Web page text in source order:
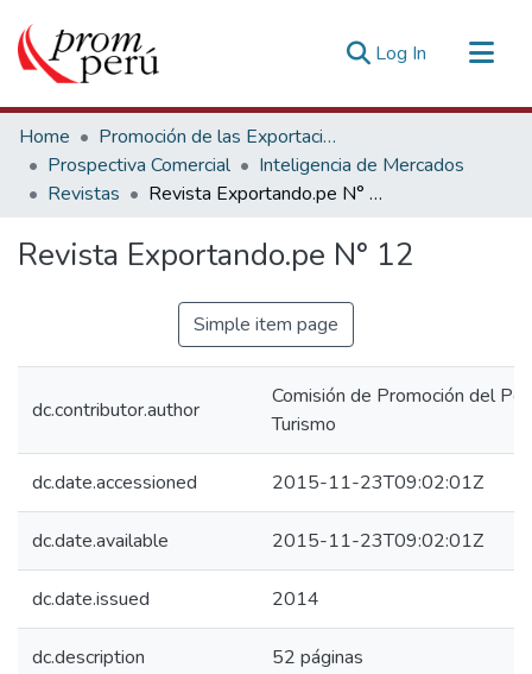
Log In (current)
Communities & Collections
All of DSpace
Statistics
Home
Promoción de las Exportaciones
Prospectiva Comercial
Inteligencia de Mercados
Revistas
Revista Exportando.pe N° 12
Revista Exportando.pe N° 12
Simple item page
dc.contributor.author
Comisión de Promoción del
Turismo
dc.date.accessioned 2015-11-23T09:02:01Z
dc.date.available 2015-11-23T09:02:01Z
dc.date.issued 2014
dc.description 52 páginas